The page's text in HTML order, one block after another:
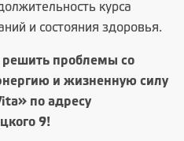
курса
и состояния здоровья.
решить проблемы со
и жизненную силу
по адресу
9!